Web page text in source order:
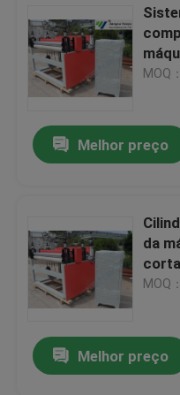
do
MOQ
Melhor preço
da
MOQ
Melhor preço